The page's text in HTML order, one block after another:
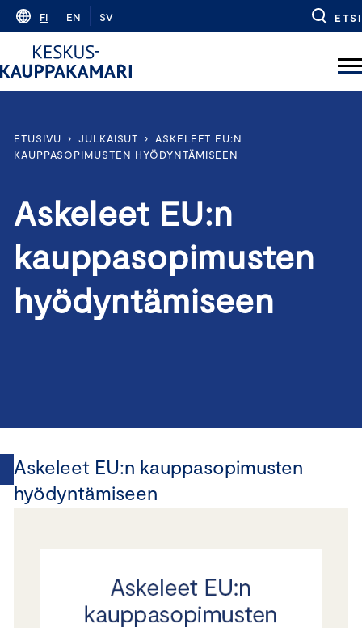
Skip
content
FI EN SV ETSI
ETUSIVU › JULKAISUT › ASKELEET EU:N
KAUPPASOPIMUSTEN HYÖDYNTÄMISEEN
Askeleet EU:n
kauppasopimusten
hyödyntämiseen
Askeleet EU:n kauppasopimusten
hyödyntämiseen